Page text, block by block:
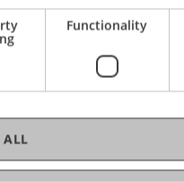
neben
EWR-
zu
Functionality
ALL